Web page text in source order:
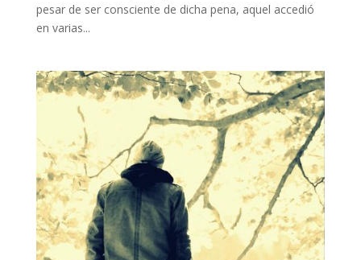
pesar de ser consciente de dicha pena, aquel accedió
en varias...